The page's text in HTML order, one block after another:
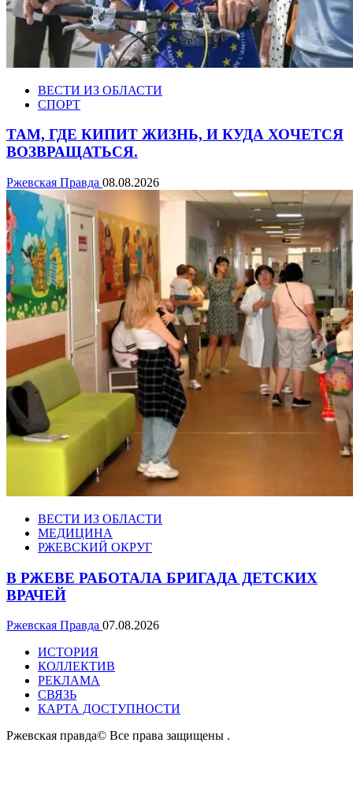
ВЕСТИ ИЗ ОБЛАСТИ
СПОРТ
ТАМ, ГДЕ КИПИТ ЖИЗНЬ, И КУДА ХОЧЕТСЯ
ВОЗВРАЩАТЬСЯ.
Ржевская Правда 08.08.2026
ВЕСТИ ИЗ ОБЛАСТИ
МЕДИЦИНА
РЖЕВСКИЙ ОКРУГ
В РЖЕВЕ РАБОТАЛА БРИГАДА ДЕТСКИХ
ВРАЧЕЙ
Ржевская Правда 07.08.2026
ИСТОРИЯ
КОЛЛЕКТИВ
РЕКЛАМА
СВЯЗЬ
КАРТА ДОСТУПНОСТИ
Ржевская правда© Все права защищены .